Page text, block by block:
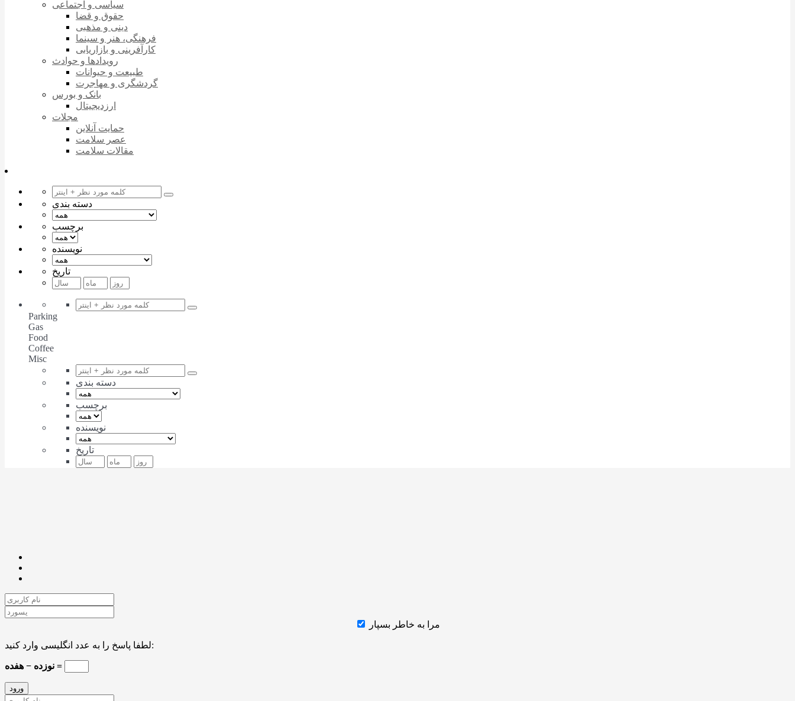
سیاسی و اجتماعی
حقوق و قضا
دینی و مذهبی
فرهنگی، هنر و سینما
کارآفرینی و بازاریابی
رویدادها و حوادث
طبیعت و حیوانات
گردشگری و مهاجرت
بانک و بورس
ارزدیجیتال
مجلات
حمایت آنلاین
عصر سلامت
مقالات سلامت
دسته بندی
برچسب
نویسنده
تاریخ
Parking
Gas
Food
Coffee
Misc
دسته بندی
برچسب
نویسنده
تاریخ
مرا به خاطر بسپار
لطفا پاسخ را به عدد انگلیسی وارد کنید:
نوزده − هفده =